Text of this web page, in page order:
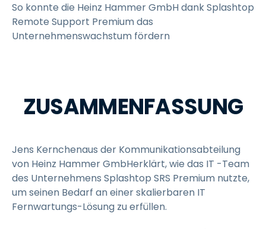
So konnte die Heinz Hammer GmbH dank Splashtop
Remote Support Premium das
Unternehmenswachstum fördern
ZUSAMMENFASSUNG
Jens Kernchenaus der Kommunikationsabteilung
von Heinz Hammer GmbHerklärt, wie das IT -Team
des Unternehmens Splashtop SRS Premium nutzte,
um seinen Bedarf an einer skalierbaren IT
Fernwartungs-Lösung zu erfüllen.